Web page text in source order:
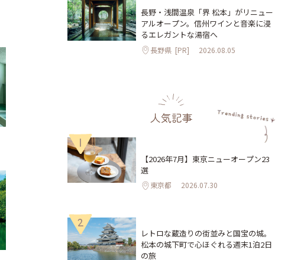
長野・浅間温泉「界 松本」がリニュー
アルオープン。信州ワインと音楽に浸
るエレガントな湯宿へ
長野県 [PR] 2026.08.05
人気記事
1
【2026年7月】東京ニューオープン23
選
東京都 2026.07.30
2
レトロな蔵造りの街並みと国宝の城。
松本の城下町で心ほぐれる週末1泊2日
の旅